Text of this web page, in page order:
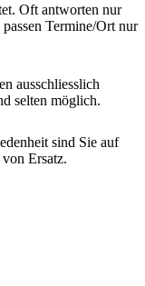
Oft antworten nur
Termine/Ort nur
ausschliesslich
selten möglich.
sind Sie auf
Ersatz.